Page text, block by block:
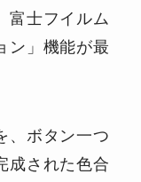
富士フイルム
ン」機能が最
、ボタン一つ
成された色合